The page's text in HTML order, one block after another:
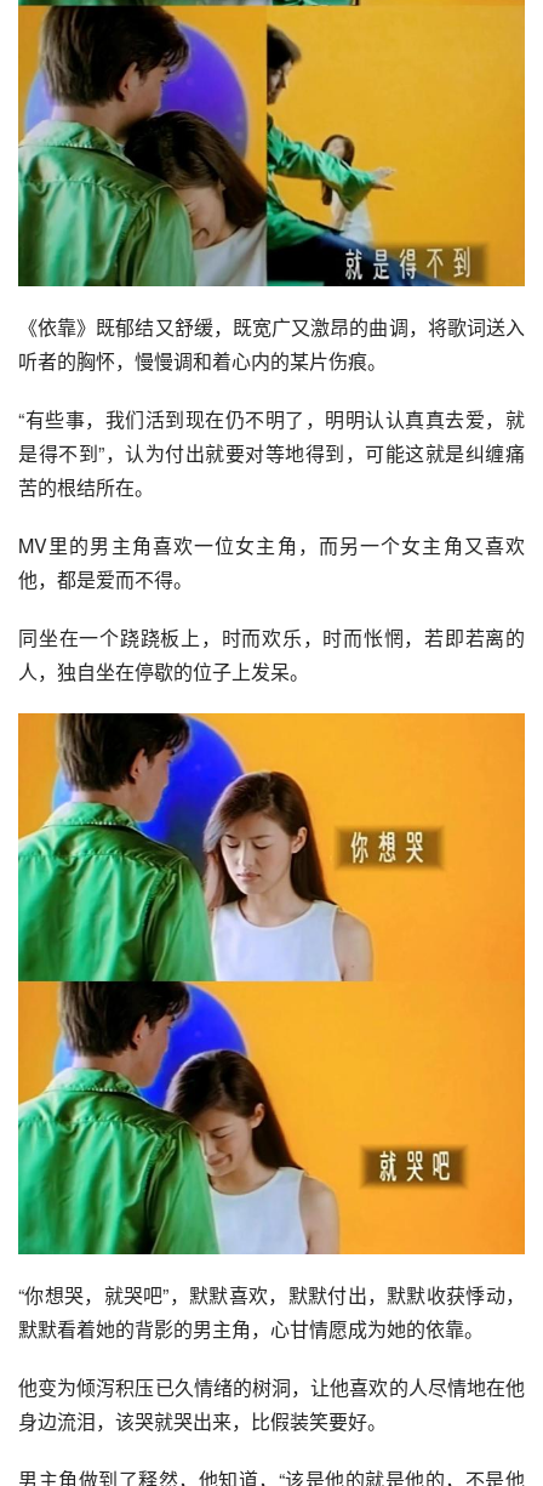
《依靠》既郁结又舒缓，既宽广又激昂的曲调，将歌词送入
听者的胸怀，慢慢调和着心内的某片伤痕。
“有些事，我们活到现在仍不明了，明明认认真真去爱，就
是得不到”，认为付出就要对等地得到，可能这就是纠缠痛
苦的根结所在。
MV里的男主角喜欢一位女主角，而另一个女主角又喜欢
他，都是爱而不得。
同坐在一个跷跷板上，时而欢乐，时而怅惘，若即若离的
人，独自坐在停歇的位子上发呆。
“你想哭，就哭吧”，默默喜欢，默默付出，默默收获悸动，
默默看着她的背影的男主角，心甘情愿成为她的依靠。
他变为倾泻积压已久情绪的树洞，让他喜欢的人尽情地在他
身边流泪，该哭就哭出来，比假装笑要好。
男主角做到了释然，他知道，“该是他的就是他的，不是他